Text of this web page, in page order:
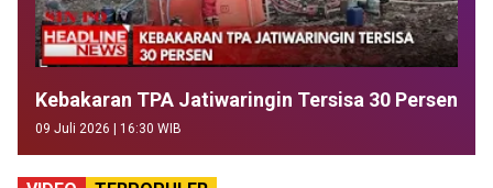
Kebakaran TPA Jatiwaringin Tersisa 30 Persen
09 Juli 2026 | 16:30 WIB